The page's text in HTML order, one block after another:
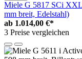
Miele G 5817 SCi
mm breit, Edelstahl)
ab 1.014,00 €*
3 Preise vergleichen